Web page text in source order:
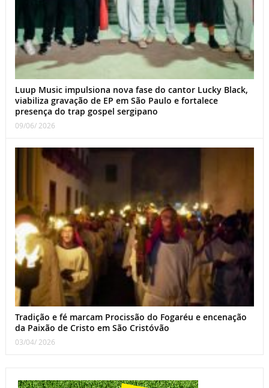
Luup Music impulsiona nova fase do cantor Lucky Black,
viabiliza gravação de EP em São Paulo e fortalece
presença do trap gospel sergipano
09/06/ 2026
Tradição e fé marcam Procissão do Fogaréu e encenação
da Paixão de Cristo em São Cristóvão
03/04/ 2026